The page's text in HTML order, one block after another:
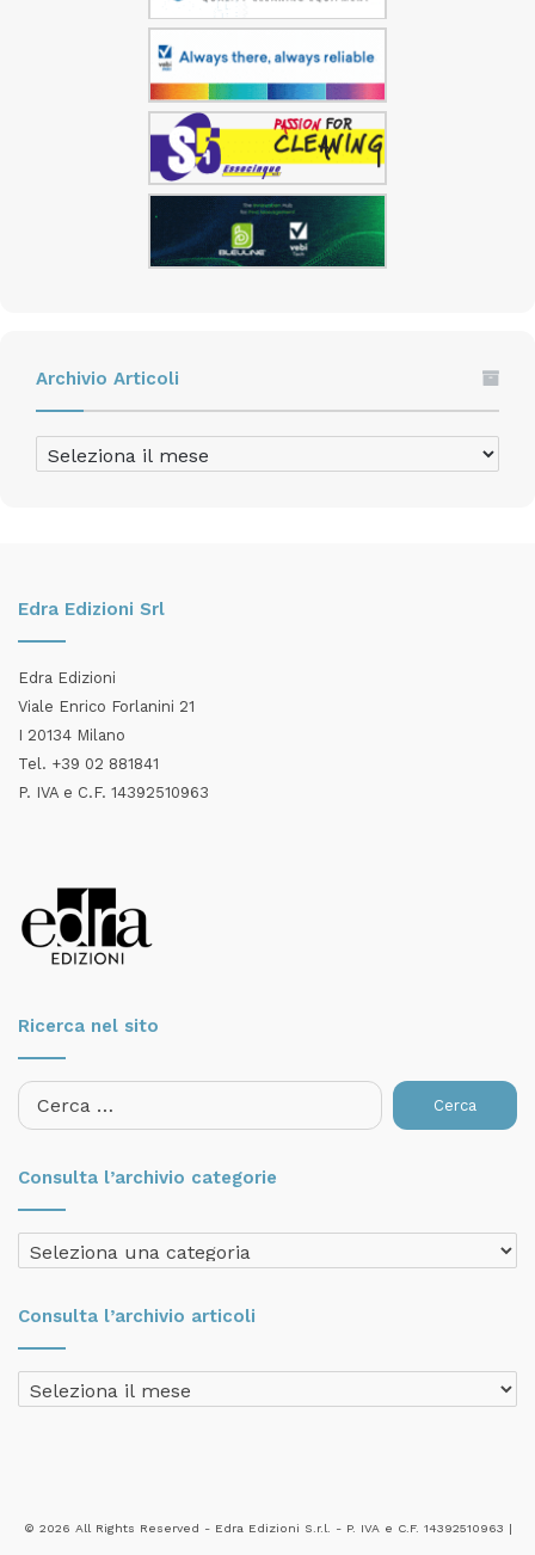
Archivio Articoli
Archivio
Articoli
Edra Edizioni Srl
Edra Edizioni
Viale Enrico Forlanini 21
I 20134 Milano
Tel. +39 02 881841
P. IVA e C.F. 14392510963
Ricerca nel sito
Ricerca
per:
Consulta l’archivio categorie
Consulta
l’archivio
Consulta l’archivio articoli
Consulta
l’archivio
© 2026 All Rights Reserved - Edra Edizioni S.r.l. - P. IVA e C.F. 14392510963 |